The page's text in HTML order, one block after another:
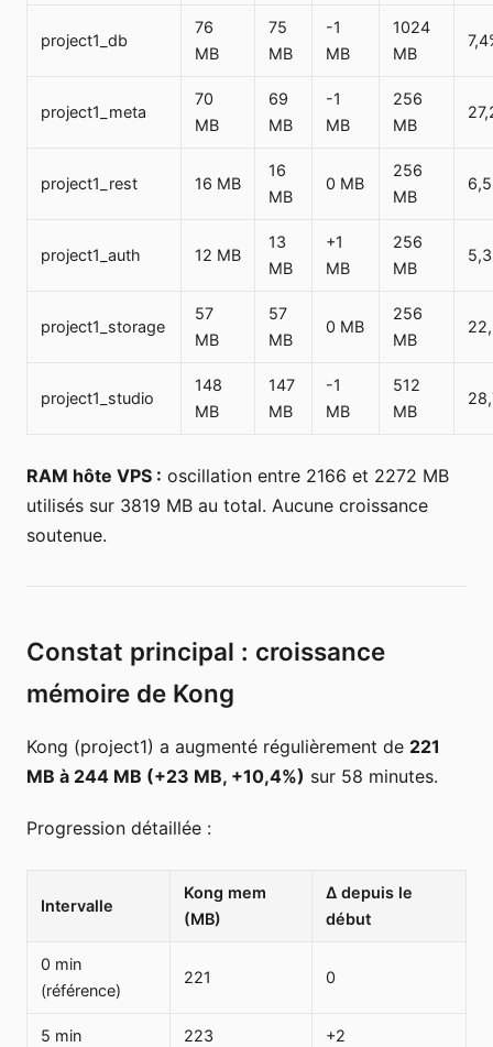
project1_db
76
MB
75
MB
-1
MB
1024
MB
project1_meta
70
MB
69
MB
-1
MB
256
MB
project1_rest 16 MB
16
MB
0 MB
256
MB
project1_auth 12 MB
13
MB
+1
MB
256
MB
project1_storage
57
MB
57
MB
0 MB
256
MB
project1_studio
148
MB
147
MB
-1
MB
512
MB
RAM hôte VPS : oscillation entre 2166 et 2272 MB
utilisés sur 3819 MB au total. Aucune croissance
soutenue.
Constat principal : croissance
mémoire de Kong
Kong (project1) a augmenté régulièrement de 221
MB à 244 MB (+23 MB, +10,4%) sur 58 minutes.
Progression détaillée :
Intervalle
Kong mem
(MB)
Δ depuis le
début
0 min
(référence)
221 0
5 min 223 +2